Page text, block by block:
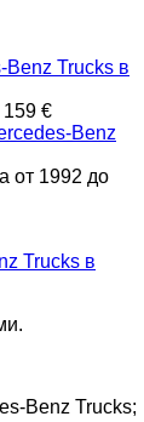
Benz Trucks в
€
Benz
от 1992 до
Trucks в
Benz Trucks;